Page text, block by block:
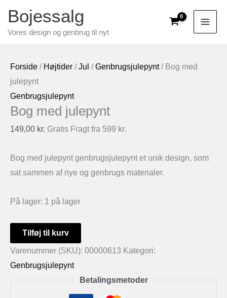
indholdet
Bojessalg
Vores design og genbrug til nyt
Forside / Højtider /Jul /Genbrugsjulepynt/ Bog med
julepynt
Genbrugsjulepynt
Bog med julepynt
149,00 kr. Gratis Fragt fra 599 kr.
Bog med julepynt genbrugsjulepynt et unik design, som
sat sammen af nye og genbrugs materialer.
På lager: 1 på lager
Bog
med
Tilføj til kurv
Varenummer (SKU): 00000613 Kategori:
Genbrugsjulepynt
Betalingsmetoder